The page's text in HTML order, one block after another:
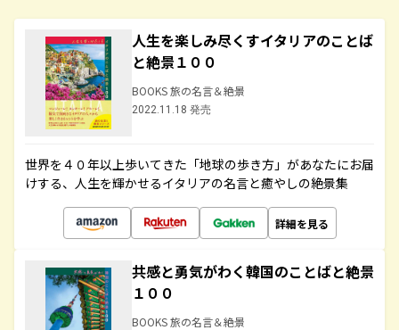
人生を楽しみ尽くすイタリアのことば
と絶景１００
BOOKS 旅の名言＆絶景
2022.11.18 発売
世界を４０年以上歩いてきた「地球の歩き方」があなたにお届
けする、人生を輝かせるイタリアの名言と癒やしの絶景集
詳細を見る
共感と勇気がわく韓国のことばと絶景
１００
BOOKS 旅の名言＆絶景